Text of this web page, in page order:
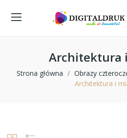
Architektura
Strona główna Obrazy
Architektura i